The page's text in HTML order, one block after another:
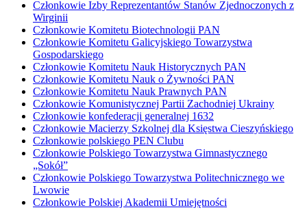
Członkowie Izby Reprezentantów Stanów Zjednoczonych z
Wirginii
Członkowie Komitetu Biotechnologii PAN
Członkowie Komitetu Galicyjskiego Towarzystwa
Gospodarskiego
Członkowie Komitetu Nauk Historycznych PAN
Członkowie Komitetu Nauk o Żywności PAN
Członkowie Komitetu Nauk Prawnych PAN
Członkowie Komunistycznej Partii Zachodniej Ukrainy
Członkowie konfederacji generalnej 1632
Członkowie Macierzy Szkolnej dla Księstwa Cieszyńskiego
Członkowie polskiego PEN Clubu
Członkowie Polskiego Towarzystwa Gimnastycznego
„Sokół”
Członkowie Polskiego Towarzystwa Politechnicznego we
Lwowie
Członkowie Polskiej Akademii Umiejętności